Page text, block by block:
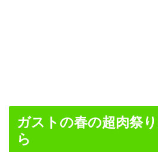
ガストの春の超肉祭
ら